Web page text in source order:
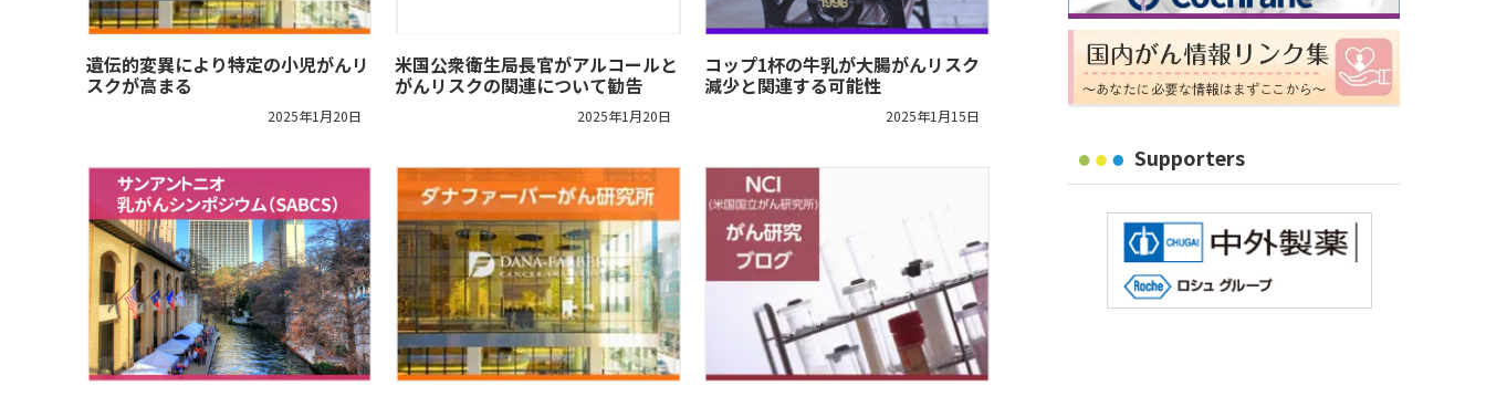
遺伝的変異により特定の小児がんリ
スクが高まる
2025年1月20日
米国公衆衛生局長官がアルコールと
がんリスクの関連について勧告
2025年1月20日
コップ1杯の牛乳が大腸がんリスク
減少と関連する可能性
2025年1月15日
Supporters